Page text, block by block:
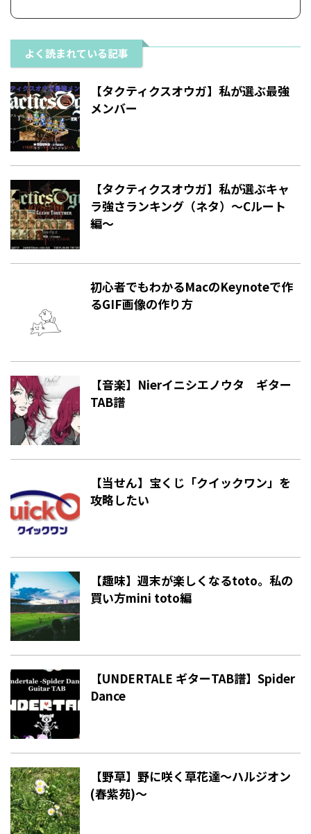
よく読まれている記事
【タクティクスオウガ】私が選ぶ最強
メンバー
【タクティクスオウガ】私が選ぶキャ
ラ強さランキング（ネタ）〜Cルート
編〜
初心者でもわかるMacのKeynoteで作
るGIF画像の作り方
【音楽】Nierイニシエノウタ ギター
TAB譜
【当せん】宝くじ「クイックワン」を
攻略したい
【趣味】週末が楽しくなるtoto。私の
買い方mini toto編
【UNDERTALE ギターTAB譜】Spider
Dance
【野草】野に咲く草花達〜ハルジオン
(春紫苑)〜